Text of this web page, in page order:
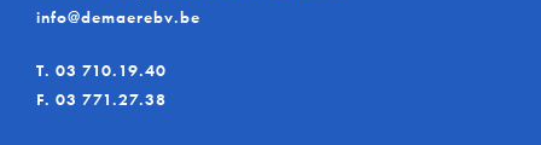
info@demaerebv.be
T. 03 710.19.40
F. 03 771.27.38